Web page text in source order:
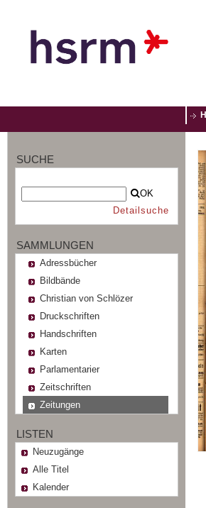
SUCHE
OK
Detailsuche
SAMMLUNGEN
Adressbücher
Bildbände
Christian von Schlözer
Druckschriften
Handschriften
Karten
Parlamentarier
Zeitschriften
Zeitungen
LISTEN
Neuzugänge
Alle Titel
Kalender